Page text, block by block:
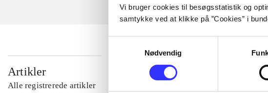
Vi bruger cookies til besøgsstatistik og
samtykke ved at klikke på ”Cookies” i
Nødvendig
Artikler
Alle registrerede artikler
...